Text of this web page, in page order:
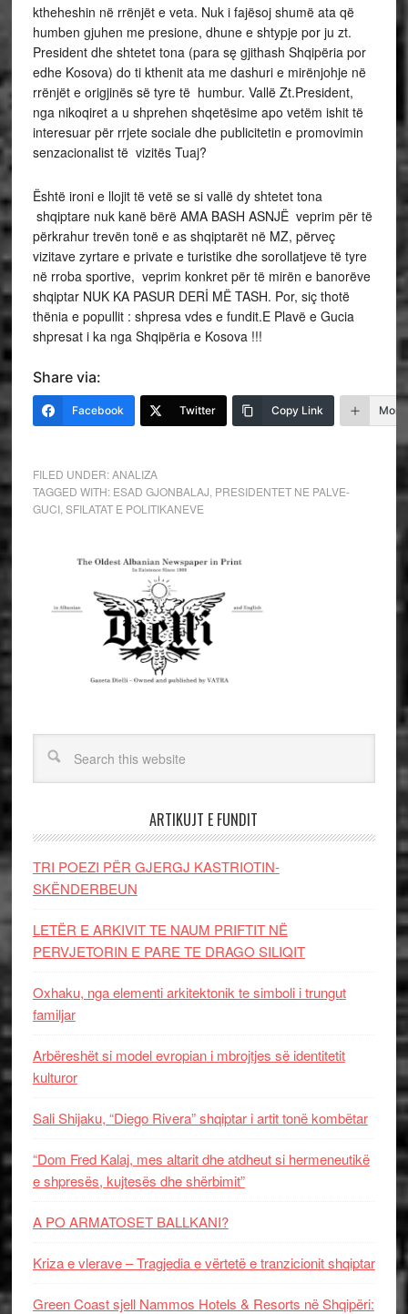
ktheheshin në rrënjët e veta. Nuk i fajësoj shumë ata që
humben gjuhen me presione, dhune e shtypje por ju zt.
President dhe shtetet tona (para sę gjithash Shqipëria por
edhe Kosova) do ti kthenit ata me dashuri e mirënjohje në
rrënjët e origjinës së tyre të humbur. Vallë Zt.President,
nga nikoqiret a u shprehen shqetësime apo vetëm ishit të
interesuar për rrjete sociale dhe publicitetin e promovimin
senzacionalist të vizitës Tuaj?
Është ironi e llojit të vetë se si vallë dy shtetet tona
shqiptare nuk kanë bërë AMA BASH ASNJË veprim për të
përkrahur trevën tonë e as shqiptarët në MZ, përveç
vizitave zyrtare e private e turistike dhe sorollatjeve të tyre
në rroba sportive, veprim konkret për të mirën e banorëve
shqiptar NUK KA PASUR DERİ MË TASH. Por, siç thotë
thënia e popullit : shpresa vdes e fundit.E Plavë e Gucia
shpresat i ka nga Shqipëria e Kosova !!!
Share via:
Facebook Twitter Copy Link More
FILED UNDER:ANALIZA
TAGGED WITH: ESAD GJONBALAJ PRESIDENTET NE PALVE-
GUCI, SFILATAT E POLITIKANEVE
ARTIKUJT E FUNDIT
TRI POEZI PËR GJERGJ KASTRIOTIN-
SKËNDERBEUN
LETËR E ARKIVIT TE NAUM PRIFTIT NË
PERVJETORIN E PARE TE DRAGO SILIQIT
Oxhaku, nga elementi arkitektonik te simboli i trungut
familjar
Arbëreshët si model evropian i mbrojtjes së identitetit
kulturor
Sali Shijaku, “Diego Rivera” shqiptar i artit tonë kombëtar
“Dom Fred Kalaj, mes altarit dhe atdheut si hermeneutikë
e shpresës, kujtesës dhe shërbimit”
A PO ARMATOSET BALLKANI?
Kriza e vlerave – Tragjedia e vërtetë e tranzicionit shqiptar
Green Coast sjell Nammos Hotels & Resorts në Shqipëri: